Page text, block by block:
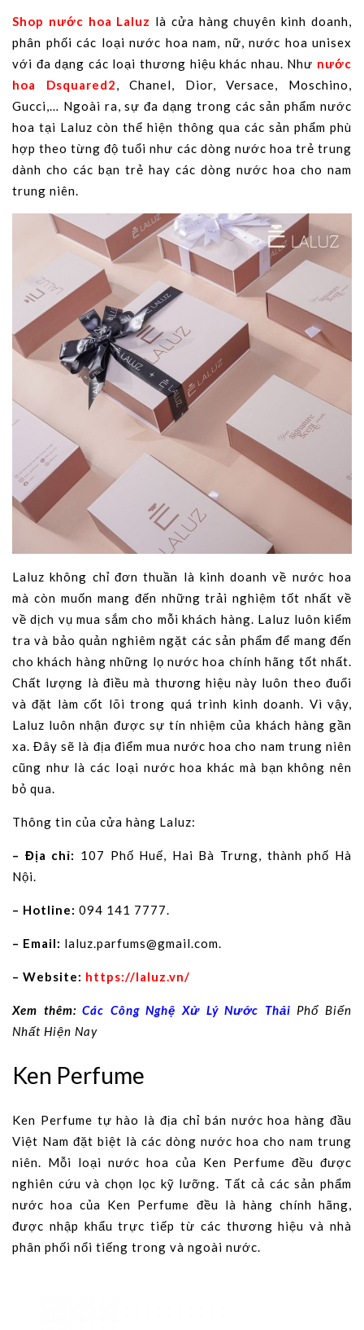
Shop nước hoa Laluz là cửa hàng chuyên kinh doanh,
phân phối các loại nước hoa nam, nữ, nước hoa unisex
với đa dạng các loại thương hiệu khác nhau. Như nước
hoa Dsquared2, Chanel, Dior, Versace, Moschino,
Gucci,… Ngoài ra, sự đa dạng trong các sản phẩm nước
hoa tại Laluz còn thể hiện thông qua các sản phẩm phù
hợp theo từng độ tuổi như các dòng nước hoa trẻ trung
dành cho các bạn trẻ hay các dòng nước hoa cho nam
trung niên.
Laluz không chỉ đơn thuần là kinh doanh về nước hoa
mà còn muốn mang đến những trải nghiệm tốt nhất về
về dịch vụ mua sắm cho mỗi khách hàng. Laluz luôn kiểm
tra và bảo quản nghiêm ngặt các sản phẩm để mang đến
cho khách hàng những lọ nước hoa chính hãng tốt nhất.
Chất lượng là điều mà thương hiệu này luôn theo đuổi
và đặt làm cốt lõi trong quá trình kinh doanh. Vì vậy,
Laluz luôn nhận được sự tín nhiệm của khách hàng gần
xa. Đây sẽ là địa điểm mua nước hoa cho nam trung niên
cũng như là các loại nước hoa khác mà bạn không nên
bỏ qua.
Thông tin của cửa hàng Laluz:
– Địa chỉ: 107 Phố Huế, Hai Bà Trưng, thành phố Hà
Nội.
– Hotline: 094 141 7777.
– Email: laluz.parfums@gmail.com.
– Website: https://laluz.vn/
Xem thêm: Các Công Nghệ Xử Lý Nước Thải Phổ Biến
Nhất Hiện Nay
Ken Perfume
Ken Perfume tự hào là địa chỉ bán nước hoa hàng đầu
Việt Nam đặt biệt là các dòng nước hoa cho nam trung
niên. Mỗi loại nước hoa của Ken Perfume đều được
nghiên cứu và chọn lọc kỹ lưỡng. Tất cả các sản phẩm
nước hoa của Ken Perfume đều là hàng chính hãng,
được nhập khẩu trực tiếp từ các thương hiệu và nhà
phân phối nổi tiếng trong và ngoài nước.